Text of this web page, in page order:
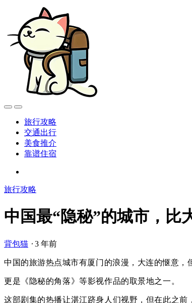
旅行攻略
交通出行
美食推介
靠谱住宿
旅行攻略
中国最“隐秘”的城市，比
背包猫 ⋅ 3 年前
中 国的旅游热点城市有厦门的浪漫，大连的惬意，
更是《隐秘的角落》等影视作品的取景地之一。
这部剧集的热播让湛江跻身人们视野，但在此之前